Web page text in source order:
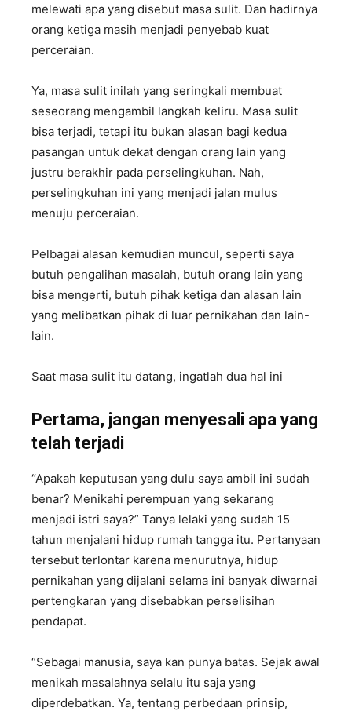
melewati apa yang disebut masa sulit. Dan hadirnya
orang ketiga masih menjadi penyebab kuat
perceraian.
Ya, masa sulit inilah yang seringkali membuat
seseorang mengambil langkah keliru. Masa sulit
bisa terjadi, tetapi itu bukan alasan bagi kedua
pasangan untuk dekat dengan orang lain yang
justru berakhir pada perselingkuhan. Nah,
perselingkuhan ini yang menjadi jalan mulus
menuju perceraian.
Pelbagai alasan kemudian muncul, seperti saya
butuh pengalihan masalah, butuh orang lain yang
bisa mengerti, butuh pihak ketiga dan alasan lain
yang melibatkan pihak di luar pernikahan dan lain-
lain.
Saat masa sulit itu datang, ingatlah dua hal ini
Pertama, jangan menyesali apa yang
telah terjadi
“Apakah keputusan yang dulu saya ambil ini sudah
benar? Menikahi perempuan yang sekarang
menjadi istri saya?” Tanya lelaki yang sudah 15
tahun menjalani hidup rumah tangga itu. Pertanyaan
tersebut terlontar karena menurutnya, hidup
pernikahan yang dijalani selama ini banyak diwarnai
pertengkaran yang disebabkan perselisihan
pendapat.
“Sebagai manusia, saya kan punya batas. Sejak awal
menikah masalahnya selalu itu saja yang
diperdebatkan. Ya, tentang perbedaan prinsip,